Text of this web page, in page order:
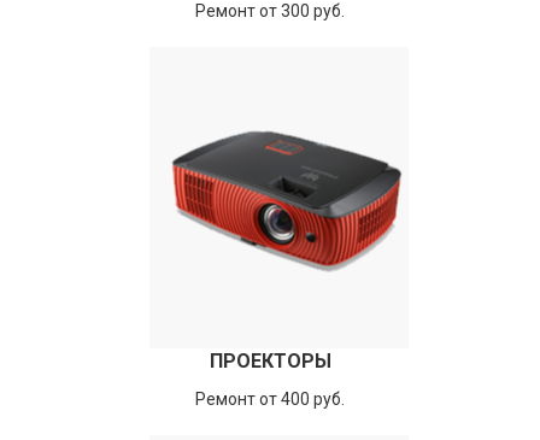
Ремонт от 300 руб.
ПРОЕКТОРЫ
Ремонт от 400 руб.